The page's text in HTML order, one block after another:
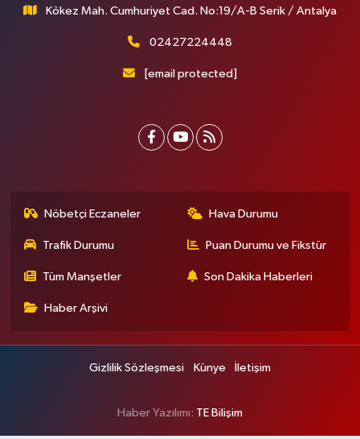
Kökez Mah. Cumhuriyet Cad. No:19/A-B Serik / Antalya
02427224448
[email protected]
Nöbetçi Eczaneler Hava Durumu
Trafik Durumu Puan Durumu ve Fikstür
Tüm Manşetler Son Dakika Haberleri
Haber Arşivi
Gizlilik Sözleşmesi Künye İletişim
Haber Yazılımı: TE Bilişim